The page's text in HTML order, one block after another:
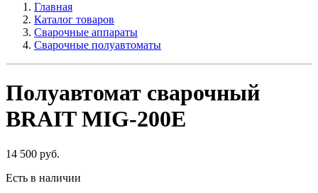
Главная
Каталог товаров
Сварочные аппараты
Сварочные полуавтоматы
Полуавтомат сварочный
BRAIT MIG-200Е
14 500 руб.
Есть в наличии